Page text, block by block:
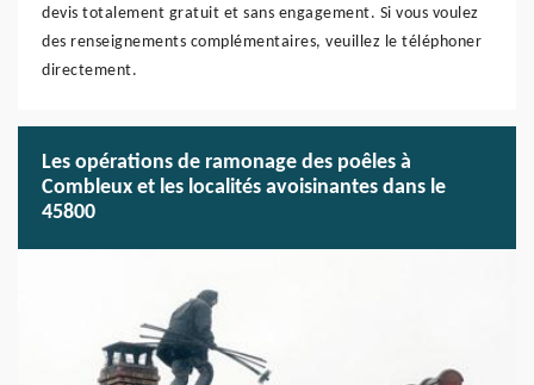
devis totalement gratuit et sans engagement. Si vous voulez
des renseignements complémentaires, veuillez le téléphoner
directement.
Les opérations de ramonage des poêles à
Combleux et les localités avoisinantes dans le
45800